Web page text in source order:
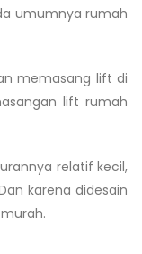
umumnya rumah
memasang lift di
lift rumah
relatif kecil,
karena didesain